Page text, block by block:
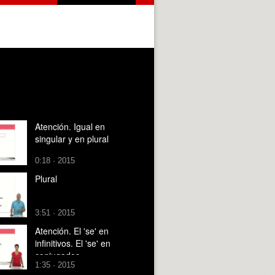
Atención. Igual en
singular y en plural
0:18 · 2015
Plural
3:51 · 2015
Atención. El 'se' en
infinitivos. El 'se' en
conjugados
1:35 · 2015